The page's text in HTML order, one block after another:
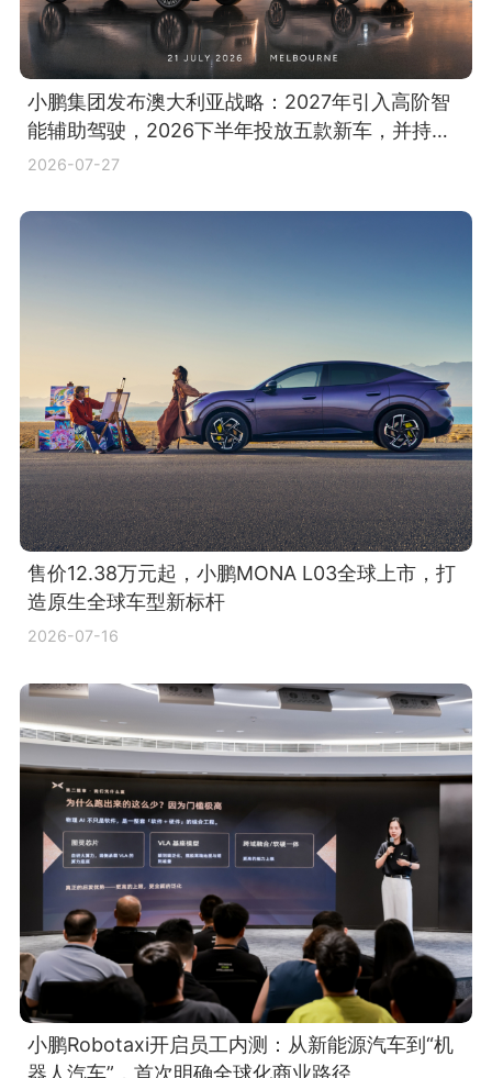
小鹏集团发布澳大利亚战略：2027年引入高阶智
能辅助驾驶，2026下半年投放五款新车，并持续
拓展销售与服务网络
2026-07-27
售价12.38万元起，小鹏MONA L03全球上市，打
造原生全球车型新标杆
2026-07-16
小鹏Robotaxi开启员工内测：从新能源汽车到“机
器人汽车”，首次明确全球化商业路径